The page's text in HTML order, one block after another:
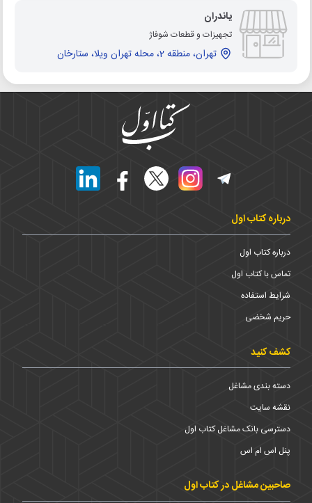
یاندران
تجهیزات و قطعات شوفاژ
تهران، منطقه 2، محله تهران ویلا، ستارخان
درباره کتاب اول
درباره کتاب اول
تماس با کتاب اول
شرایط استفاده
حریم شخضی
کشف کنید
دسته بندی مشاغل
نقشه سایت
دسترسی بانک مشاغل کتاب اول
پنل اس ام اس
صاحبین مشاغل در کتاب اول